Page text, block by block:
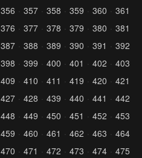
356 357 358 359 360
361
376 377 378 379 380
381
387 388 389 390 391
392
398 399 400 401 402
403
409 410 411 419 420
421
427 428 439 440 441
442
448 449 450 451 452
453
459 460 461 462 463
464
470 471 472 473 474
475